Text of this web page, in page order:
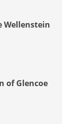
Wellenstein
of Glencoe